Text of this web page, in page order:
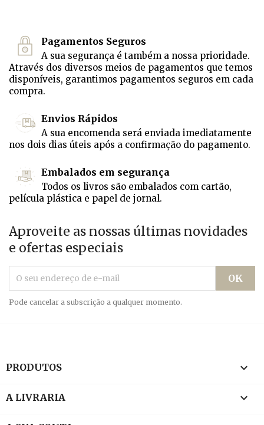
Pagamentos Seguros
A sua segurança é também a nossa prioridade.
Através dos diversos meios de pagamentos que temos
disponíveis, garantimos pagamentos seguros em cada
compra.
Envios Rápidos
A sua encomenda será enviada imediatamente
nos dois dias úteis após a confirmação do pagamento.
Embalados em segurança
Todos os livros são embalados com cartão,
película plástica e papel de jornal.
Aproveite as nossas últimas novidades
e ofertas especiais
Pode cancelar a subscrição a qualquer momento.
PRODUTOS 
A LIVRARIA 